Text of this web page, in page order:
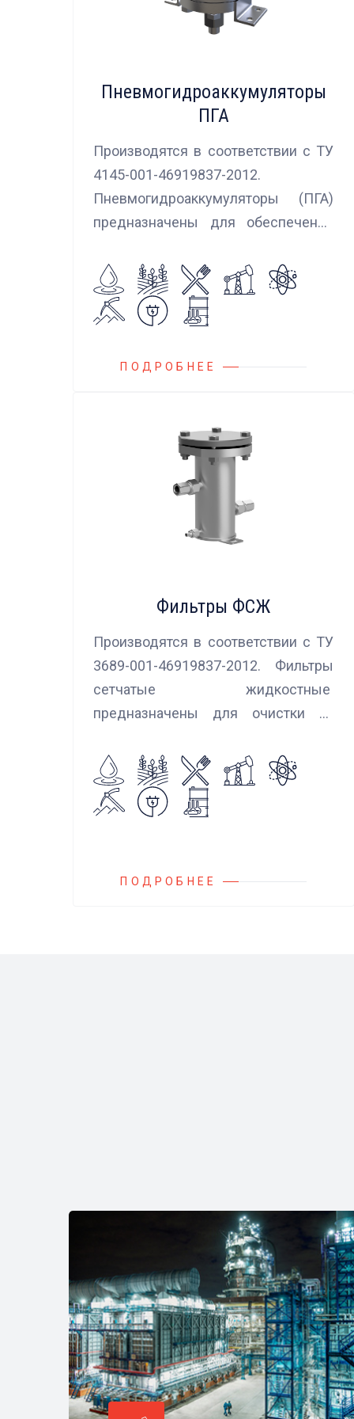
Пневмогидроаккумуляторы
ПГА
Производятся в соответствии с ТУ
4145-001-46919837-2012.
Пневмогидроаккумуляторы (ПГА)
предназначены для обеспечения
колебаний потока жидкости,
возникающих в гидравлических
системах.
ПОДРОБНЕЕ
Фильтры ФСЖ
Производятся в соответствии с ТУ
3689-001-46919837-2012. Фильтры
сетчатые жидкостные
предназначены для очистки от
агрессивных, токсичных и вредных
жидкостей, эмульсий и суспензий.
Фильтры устанавливаются
и установок.
ПОДРОБНЕЕ